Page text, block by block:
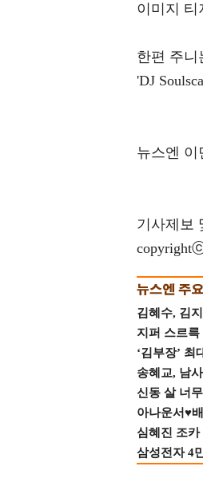
이미지 티
한편 주니
'DJ
뉴스엔 이
기사제보
김혜수, 김
지퍼 스르
‘김부장’
송혜교, 남
신동 살 너
아나운서♥
심혜진 조
삼성전자 4